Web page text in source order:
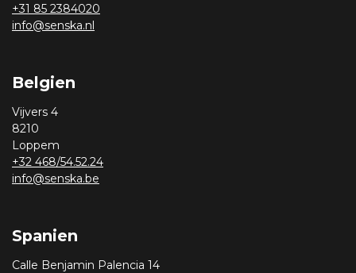
+31 85 2384020
info@senska.nl
Belgien
Vijvers 4
8210
Loppem
+32 468/54.52.24
info@senska.be
Spanien
Calle Benjamin Palencia 14